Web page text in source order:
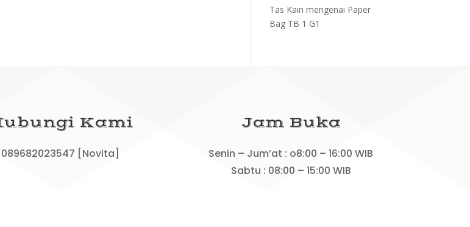
Tas Kain mengenai Paper
Bag TB 1 G1
Kami
089682023547 [Novita]
Jam Buka
Senin – Jum’at : o8:00 – 16:00 WIB
Sabtu : 08:00 – 15:00 WIB